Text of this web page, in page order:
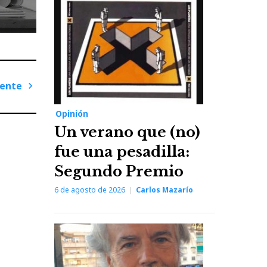
Opinión
Un verano que (no)
fue una pesadilla:
Segundo Premio
6 de agosto de 2026 Carlos Mazarío